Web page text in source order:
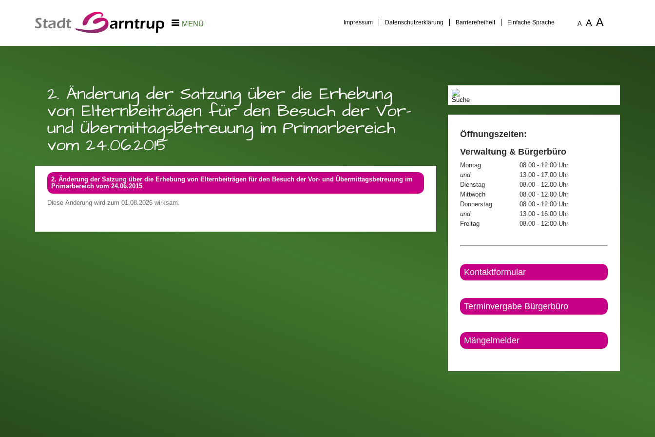
MENÜ Impressum Datenschutzerklärung Barrierefreiheit Einfache Sprache A A A
2. Änderung der Satzung über die Erhebung
von Elternbeiträgen für den Besuch der Vor-
und Übermittagsbetreuung im Primarbereich
vom 24.06.2015
2. Änderung der Satzung über die Erhebung von Elternbeiträgen für den Besuch der Vor- und Übermittagsbetreuung im
Primarbereich vom 24.06.2015
Diese Änderung wird zum 01.08.2026 wirksam.
Öffnungszeiten:
Verwaltung & Bürgerbüro
Montag
08.00 - 12.00 Uhr
und
13.00 - 17.00 Uhr
Dienstag
08.00 - 12.00 Uhr
Mittwoch
08.00 - 12.00 Uhr
Donnerstag
08.00 - 12.00 Uhr
und
13.00 - 16.00 Uhr
Freitag
08.00 - 12:00 Uhr
Kontaktformular
Terminvergabe Bürgerbüro
Mängelmelder